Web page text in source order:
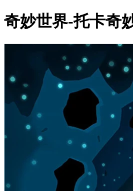
奇妙世界-托卡奇